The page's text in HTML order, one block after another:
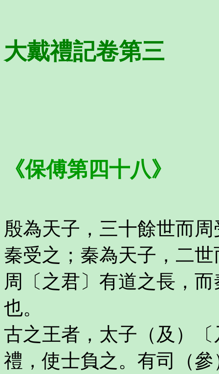
大戴禮記卷第三
《保傅第四十八》
殷為天子，三十餘世而
秦受之；秦為天子，二
周〔之君〕有道之長，
也。
古之王者，太子（及）
禮，使士負之。有司（